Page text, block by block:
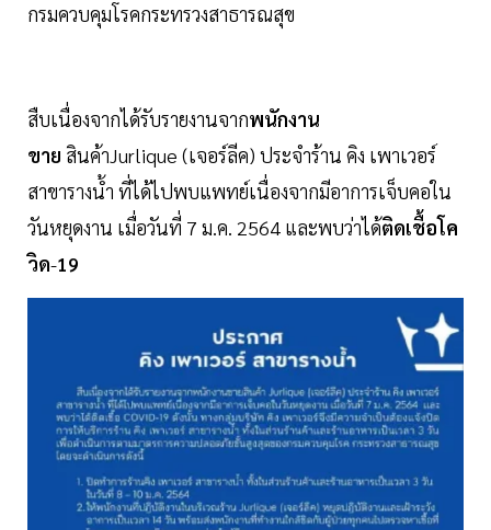
กรมควบคุมโรคกระทรวงสาธารณสุข
สืบเนื่องจากได้รับรายงานจากพนักงาน
ขาย สินค้าJurlique (เจอร์ลีค) ประจำร้าน คิง เพาเวอร์
สาขารางน้ำ ที่ได้ไปพบแพทย์เนื่องจากมีอาการเจ็บคอใน
วันหยุดงาน เมื่อวันที่ 7 ม.ค. 2564 และพบว่าได้ติดเชื้อโค
วิด-19